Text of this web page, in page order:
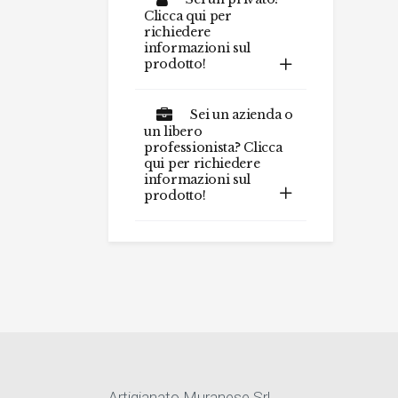
Clicca qui per
richiedere
informazioni sul
prodotto!
Sei un azienda o
un libero
professionista? Clicca
qui per richiedere
informazioni sul
prodotto!